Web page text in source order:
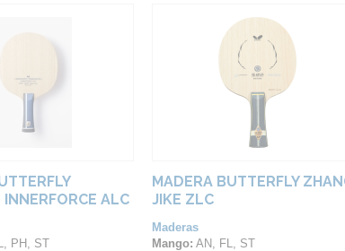
ALC
PH, ST
MADERA BUTTERFLY
JIKE ZLC
Maderas
Mango: AN, FL, ST